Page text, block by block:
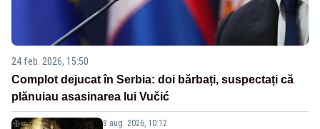
24 feb. 2026, 15:50
Complot dejucat în Serbia: doi bărbați, suspectați că
plănuiau asasinarea lui Vučić
8 aug. 2026, 10:12